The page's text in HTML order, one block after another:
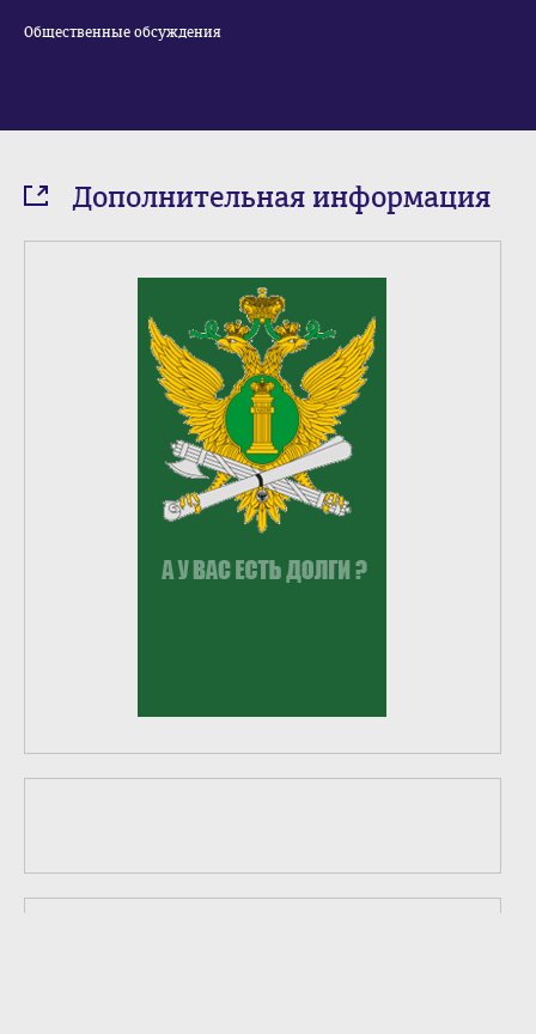
Общественные обсуждения
Дополнительная информация